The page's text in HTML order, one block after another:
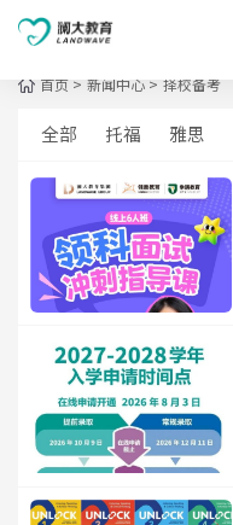
首页 > 新闻中心 > 择校备考
全部 托福 雅思